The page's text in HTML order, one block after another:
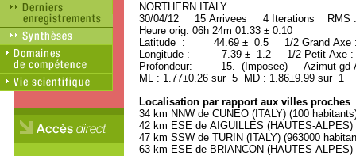
NORTHERN ITALY
30/04/12 15 Arrivees 4 Iterations RMS
Heure orig: 06h 24m 01.33 ± 0.10
Latitude : 44.69 ± 0.5 1/2 Grand
Longitude : 7.39 ± 1.2 1/2 Petit Axe
Profondeur: 15. (Imposee) Azimut gd
ML : 1.77±0.26 sur 5 MD : 1.86±9.99 sur 1
Localisation par rapport aux villes proches
34 km NNW de CUNEO (ITALY) (100
42 km ESE de AIGUILLES (HAUTES-ALPES)
47 km SSW de TURIN (ITALY) (963000
63 km ESE de BRIANCON (HAUTES-ALPES)